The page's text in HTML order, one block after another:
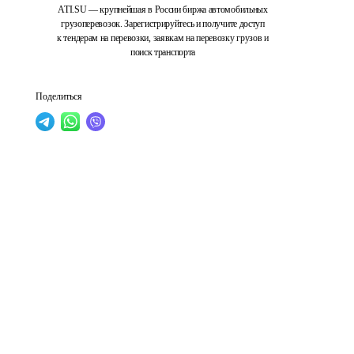
ATI.SU — крупнейшая в России биржа автомобильных
грузоперевозок. Зарегистрируйтесь и получите доступ
к тендерам на перевозки, заявкам на перевозку грузов и
поиск транспорта
Поделиться